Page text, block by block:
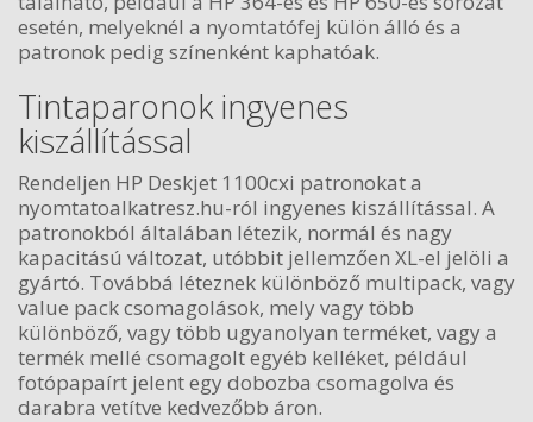
esetén, melyeknél a nyomtatófej külön álló és a
patronok pedig színenként kaphatóak.
Tintaparonok ingyenes
kiszállítással
Rendeljen HP Deskjet 1100cxi patronokat a
nyomtatoalkatresz.hu-ról ingyenes kiszállítással. A
patronokból általában létezik, normál és nagy
kapacitású változat, utóbbit jellemzően XL-el jelöli a
gyártó. Továbbá léteznek különböző multipack, vagy
value pack csomagolások, mely vagy több
különböző, vagy több ugyanolyan terméket, vagy a
termék mellé csomagolt egyéb kelléket, például
fotópapaírt jelent egy dobozba csomagolva és
darabra vetítve kedvezőbb áron.